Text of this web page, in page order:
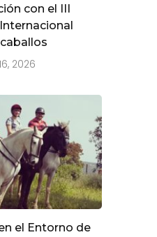
con el III
2026
el Entorno de